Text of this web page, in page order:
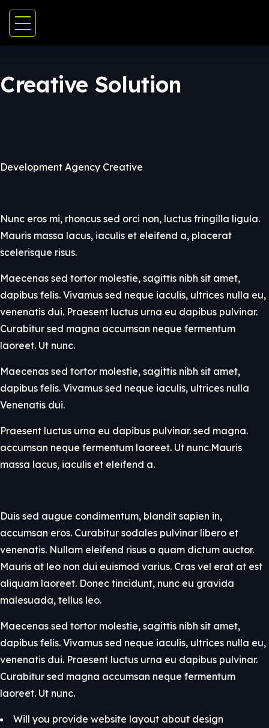
Creative Solution
Development Agency Creative
Nunc eros mi, rhoncus sed orci non, luctus fringilla ligula.
Mauris massa lacus, iaculis et eleifend a, placerat
scelerisque risus.
Maecenas sed tortor molestie, sagittis nibh sit amet,
dapibus felis. Vivamus sed neque iaculis, ultrices nulla eu,
venenatis dui. Praesent luctus urna eu dapibus pulvinar.
Curabitur sed magna accumsan neque fermentum
laoreet. Ut nunc.
Maecenas sed tortor molestie, sagittis nibh sit amet,
dapibus felis. Vivamus sed neque iaculis, ultrices nulla
Venenatis dui.
Praesent luctus urna eu dapibus pulvinar. sed magna.
accumsan neque fermentum laoreet. Ut nunc.Mauris
massa lacus, iaculis et eleifend a.
Duis sed augue condimentum, blandit sapien in,
accumsan eros. Curabitur sodales pulvinar libero et
venenatis. Nullam eleifend risus a quam dictum auctor.
Mauris at leo non dui euismod varius. Cras vel erat at est
aliquam laoreet. Donec tincidunt, nunc eu gravida
malesuada, tellus leo.
Maecenas sed tortor molestie, sagittis nibh sit amet,
dapibus felis. Vivamus sed neque iaculis, ultrices nulla eu,
venenatis dui. Praesent luctus urna eu dapibus pulvinar.
Curabitur sed magna accumsan neque fermentum
laoreet. Ut nunc.
Will you provide website layout about design